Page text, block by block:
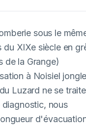
sous le
XIXe siècle en
de la Grange)
à Noisiel
Luzard ne se traite
nous